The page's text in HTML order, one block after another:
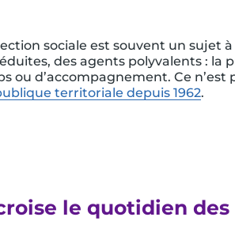
sociale est souvent un sujet
des agents polyvalents : la
ou d’accompagnement. Ce
territoriale depuis 1962.
le quotidien des